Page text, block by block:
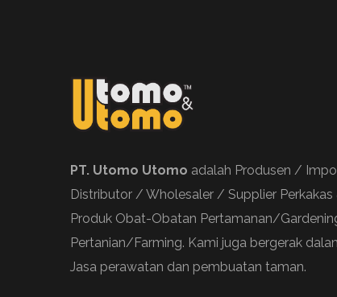
PT. Utomo Utomo adalah Produsen /
Distributor / Wholesaler / Supplier Perkakas
Produk Obat-Obatan Pertamanan/
Pertanian/Farming. Kami juga bergerak
Jasa perawatan dan pembuatan taman.